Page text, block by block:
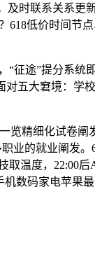
时联系关系更
低价时间节
征途”提分系统
五大窘境：学
精细化试卷阐
业的就业阐发
温度，22:00后
数码家电苹果